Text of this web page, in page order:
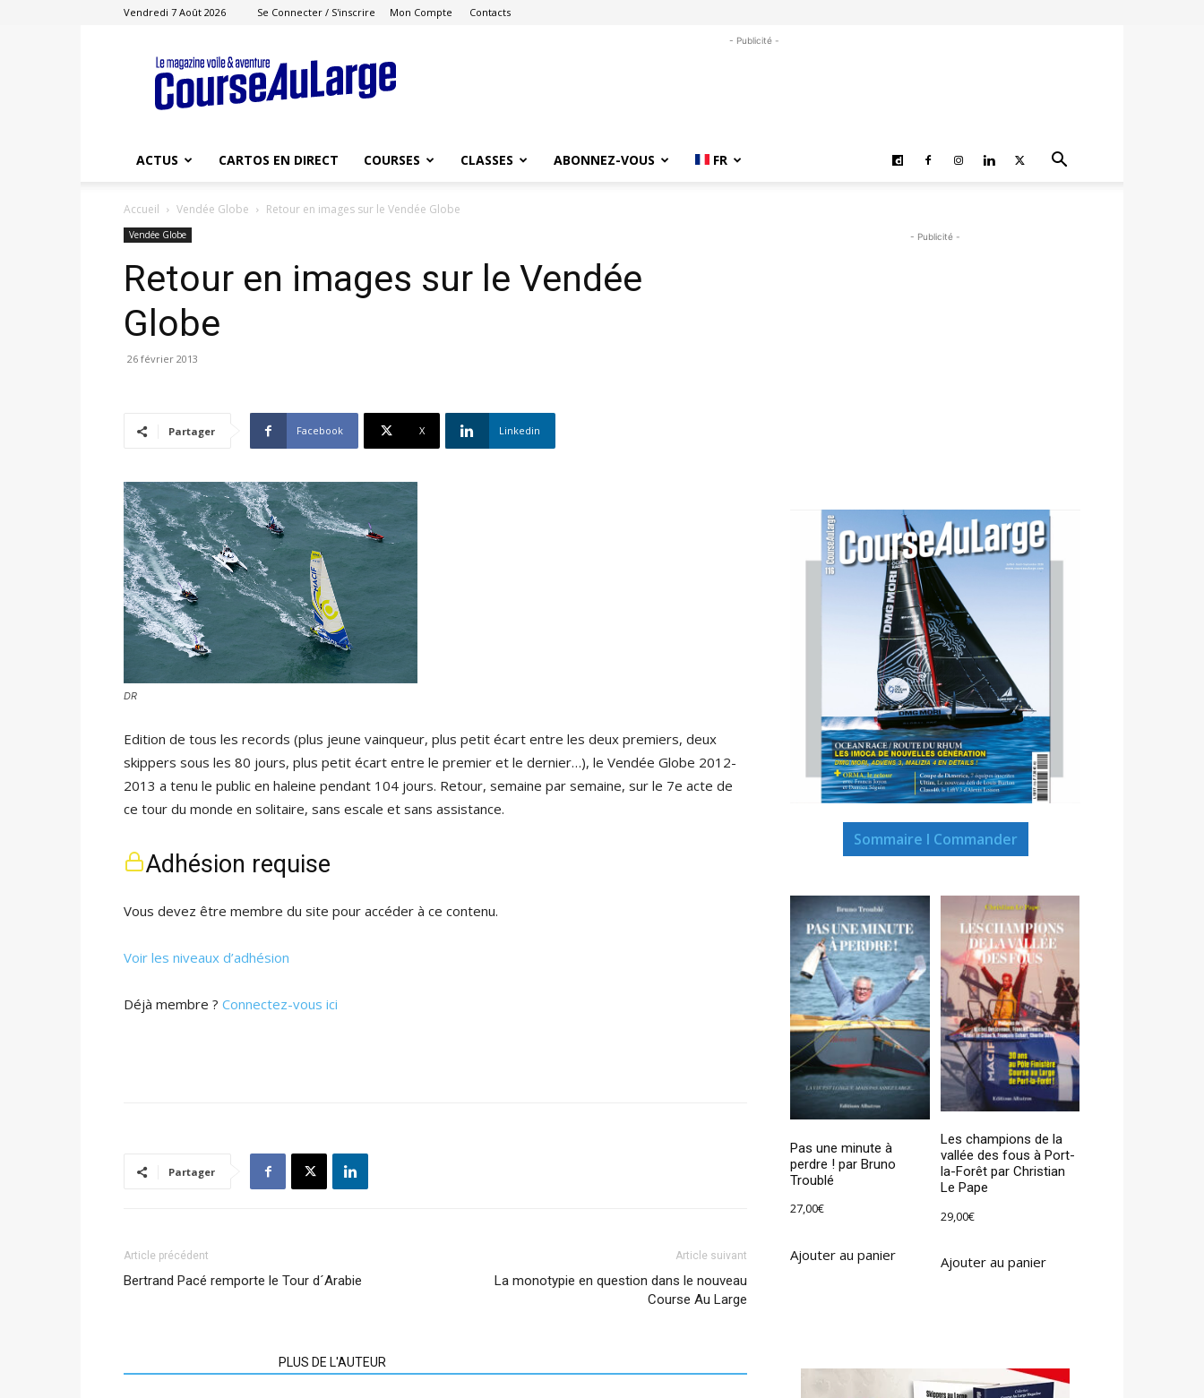
Vendredi 7 Août 2026 Se Connecter / S'inscrire Mon Compte Contacts
Course
au
Large
- Publicité -
ACTUS CARTOS EN DIRECT COURSES CLASSES ABONNEZ-VOUS FR
Accueil Vendée Globe Retour en images sur le Vendée Globe
Vendée Globe
Retour en images sur le Vendée
Globe
26 février 2013
Partager Facebook X Linkedin
DR
Edition de tous les records (plus jeune vainqueur, plus petit écart entre les deux premiers, deux
skippers sous les 80 jours, plus petit écart entre le premier et le dernier…), le Vendée Globe 2012-
2013 a tenu le public en haleine pendant 104 jours. Retour, semaine par semaine, sur le 7e acte de
ce tour du monde en solitaire, sans escale et sans assistance.
Adhésion requise
Vous devez être membre du site pour accéder à ce contenu.
Voir les niveaux d’adhésion
Déjà membre ? Connectez-vous ici
Partager
Article précédent
Bertrand Pacé remporte le Tour d´Arabie
Article suivant
La monotypie en question dans le nouveau
Course Au Large
PLUS DE L'AUTEUR
- Publicité -
Sommaire I Commander
Pas une minute à
perdre ! par Bruno
Troublé
27,00€
Ajouter au panier
Les champions de la
vallée des fous à Port-
la-Forêt par Christian
Le Pape
29,00€
Ajouter au panier